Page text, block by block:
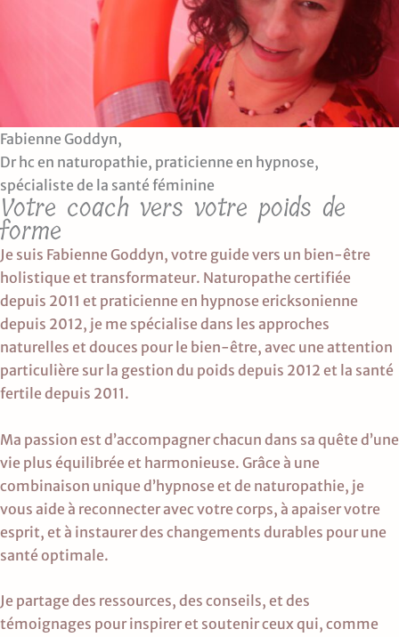
Fabienne Goddyn,
Dr hc en naturopathie, praticienne en hypnose,
spécialiste de la santé féminine
Votre coach vers votre poids de
forme
Je suis Fabienne Goddyn, votre guide vers un bien-être
holistique et transformateur. Naturopathe certifiée
depuis 2011 et praticienne en hypnose ericksonienne
depuis 2012, je me spécialise dans les approches
naturelles et douces pour le bien-être, avec une attention
particulière sur la gestion du poids depuis 2012 et la santé
fertile depuis 2011.
Ma passion est d’accompagner chacun dans sa quête d’une
vie plus équilibrée et harmonieuse. Grâce à une
combinaison unique d’hypnose et de naturopathie, je
vous aide à reconnecter avec votre corps, à apaiser votre
esprit, et à instaurer des changements durables pour une
santé optimale.
Je partage des ressources, des conseils, et des
témoignages pour inspirer et soutenir ceux qui, comme